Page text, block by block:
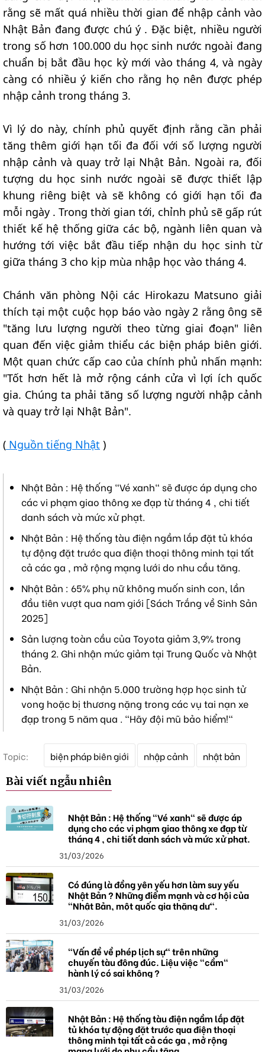
rằng sẽ mất quá nhiều thời gian để nhập cảnh vào
Nhật Bản đang được chú ý . Đặc biệt, nhiều người
trong số hơn 100.000 du học sinh nước ngoài đang
chuẩn bị bắt đầu học kỳ mới vào tháng 4, và ngày
càng có nhiều ý kiến cho rằng họ nên được phép
nhập cảnh trong tháng 3.
Vì lý do này, chính phủ quyết định rằng cần phải
tăng thêm giới hạn tối đa đối với số lượng người
nhập cảnh và quay trở lại Nhật Bản. Ngoài ra, đối
tượng du học sinh nước ngoài sẽ được thiết lập
khung riêng biệt và sẽ không có giới hạn tối đa
mỗi ngày . Trong thời gian tới, chỉnh phủ sẽ gấp rút
thiết kế hệ thống giữa các bộ, ngành liên quan và
hướng tới việc bắt đầu tiếp nhận du học sinh từ
giữa tháng 3 cho kịp mùa nhập học vào tháng 4.
Chánh văn phòng Nội các Hirokazu Matsuno giải
thích tại một cuộc họp báo vào ngày 2 rằng ông sẽ
"tăng lưu lượng người theo từng giai đoạn" liên
quan đến việc giảm thiểu các biện pháp biên giới.
Một quan chức cấp cao của chính phủ nhấn mạnh:
"Tốt hơn hết là mở rộng cánh cửa vì lợi ích quốc
gia. Chúng ta phải tăng số lượng người nhập cảnh
và quay trở lại Nhật Bản".
( Nguồn tiếng Nhật )
Nhật Bản : Hệ thống "Vé xanh" sẽ được áp dụng cho
các vi phạm giao thông xe đạp từ tháng 4 , chi tiết
danh sách và mức xử phạt.
Nhật Bản : Hệ thống tàu điện ngầm lắp đặt tủ khóa
tự động đặt trước qua điện thoại thông minh tại tất
cả các ga , mở rộng mạng lưới do nhu cầu tăng.
Nhật Bản : 65% phụ nữ không muốn sinh con, lần
đầu tiên vượt qua nam giới [Sách Trắng về Sinh Sản
2025]
Sản lượng toàn cầu của Toyota giảm 3,9% trong
tháng 2. Ghi nhận mức giảm tại Trung Quốc và Nhật
Bản.
Nhật Bản : Ghi nhận 5.000 trường hợp học sinh tử
vong hoặc bị thương nặng trong các vụ tai nạn xe
đạp trong 5 năm qua . "Hãy đội mũ bảo hiểm!"
Topic:
k
h
a
biện pháp biên giới nhập cảnh nhật bản
Bài viết ngẫu nhiên
Nhật Bản : Hệ thống "Vé xanh" sẽ được áp
dụng cho các vi phạm giao thông xe đạp từ
tháng 4 , chi tiết danh sách và mức xử phạt.
31/03/2026
Có đúng là đồng yên yếu hơn làm suy yếu
Nhật Bản ? Những điểm mạnh và cơ hội của
"Nhật Bản, một quốc gia thặng dư".
31/03/2026
"Vấn đề về phép lịch sự" trên những
chuyến tàu đông đúc. Liệu việc "cầm"
hành lý có sai không ?
31/03/2026
Nhật Bản : Hệ thống tàu điện ngầm lắp đặt
tủ khóa tự động đặt trước qua điện thoại
thông minh tại tất cả các ga , mở rộng